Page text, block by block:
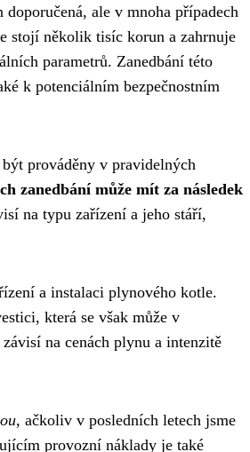
ale v mnoha případech
stojí několik tisíc korun a zahrnuje
parametrů. Zanedbání této
k potenciálním bezpečnostním
prováděny v pravidelných
zanedbání může mít za následek
na typu zařízení a jeho stáří,
a instalaci plynového kotle.
která se však může v
na cenách plynu a intenzitě
, ačkoliv v posledních letech jsme
provozní náklady je také